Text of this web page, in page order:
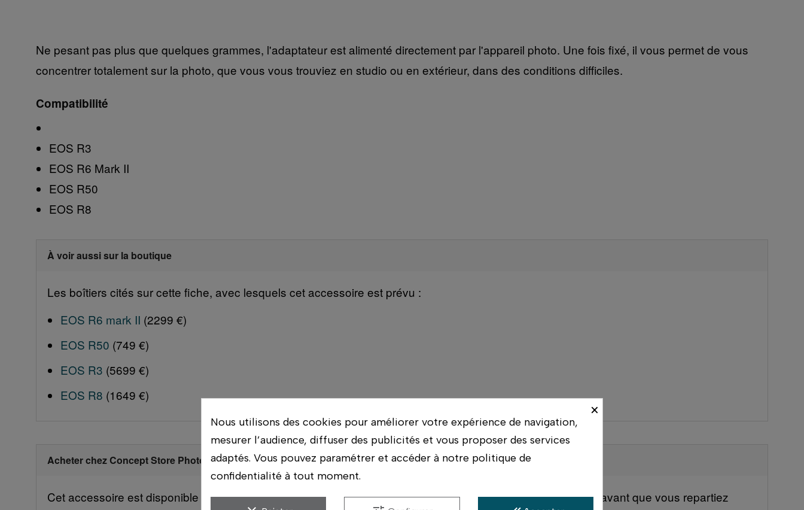
Ne pesant pas plus que quelques grammes, l'adaptateur est alimenté directement par l'appareil photo. Une fois fixé, il vous permet de vous
concentrer totalement sur la photo, que vous vous trouviez en studio ou en extérieur, dans des conditions difficiles.
Compatibilité
EOS R3
EOS R6 Mark II
EOS R50
EOS R8
À voir aussi sur la boutique
Les boîtiers cités sur cette fiche, avec lesquels cet accessoire est prévu :
EOS R6 mark II (2299 €)
EOS R50 (749 €)
EOS R3 (5699 €)
EOS R8 (1649 €)
Acheter chez Concept Store Photo
Cet accessoire est disponible dans nos magasins. On vérifie avec vous qu'il correspond bien à votre boîtier avant que vous repartiez
×
Nous utilisons des cookies pour améliorer votre expérience de navigation,
mesurer l’audience, diffuser des publicités et vous proposer des services
adaptés. Vous pouvez paramétrer et accéder à notre politique de
confidentialité à tout moment.